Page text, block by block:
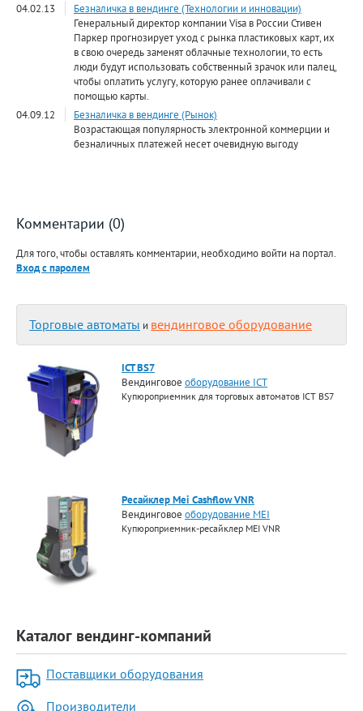
04.02.13
Безналичка в вендинге (Технологии и инновации)
Генеральный директор компании Visa в России Стивен
Паркер прогнозирует уход с рынка пластиковых карт, их
в свою очередь заменят облачные технологии, то есть
люди будут использовать собственный зрачок или палец,
чтобы оплатить услугу, которую ранее оплачивали с
помощью карты.
04.09.12
Безналичка в вендинге (Рынок)
Возрастающая популярность электронной коммерции и
безналичных платежей несет очевидную выгоду
Комментарии (0)
Для того, чтобы оставлять комментарии, необходимо войти на портал.
Вход с паролем
Торговые автоматы и вендинговое оборудование
ICT BS7
Вендинговое оборудование ICT
Купюроприемник для торговых автоматов ICT BS7
Ресайклер Mei Cashflow VNR
Вендинговое оборудование MEI
Купюроприемник-ресайклер MEI VNR
Каталог вендинг-компаний
Поставщики оборудования
Производители